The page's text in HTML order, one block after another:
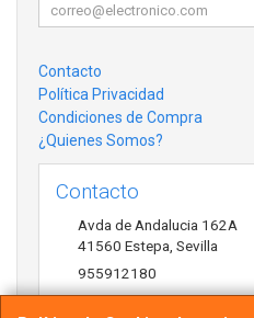
Contacto
Política Privacidad
Condiciones de Compra
¿Quienes Somos?
Contacto
Avda de Andalucia 162A
41560 Estepa Sevilla
955912180
antonio@acsistemas.com